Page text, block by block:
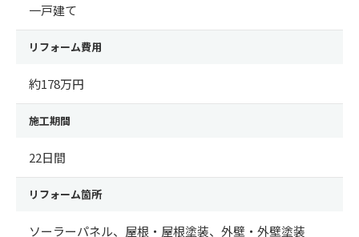
一戸建て
リフォーム費用
約178万円
施工期間
22日間
リフォーム箇所
ソーラーパネル、屋根・屋根塗装、外壁・外壁塗装